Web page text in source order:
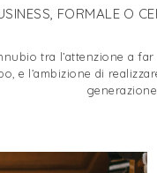
FORMALE O
tra l’attenzione a
e l’ambizione di